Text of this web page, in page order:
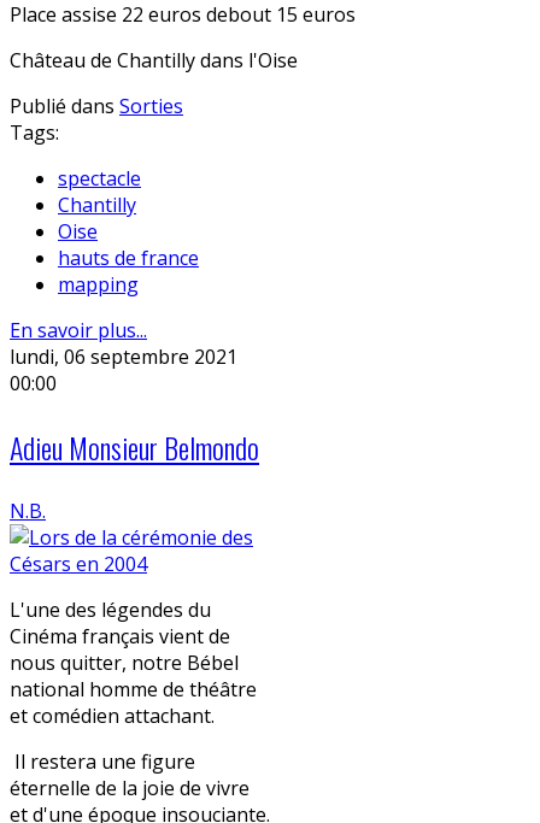
Place assise 22 euros debout 15 euros
Château de Chantilly dans l'Oise
Publié dans Sorties
Tags:
spectacle
Chantilly
Oise
hauts de france
mapping
En savoir plus...
lundi, 06 septembre 2021
00:00
Adieu Monsieur Belmondo
N.B.
L'une des légendes du
Cinéma français vient de
nous quitter, notre Bébel
national homme de théâtre
et comédien attachant.
Il restera une figure
éternelle de la joie de vivre
et d'une époque insouciante.